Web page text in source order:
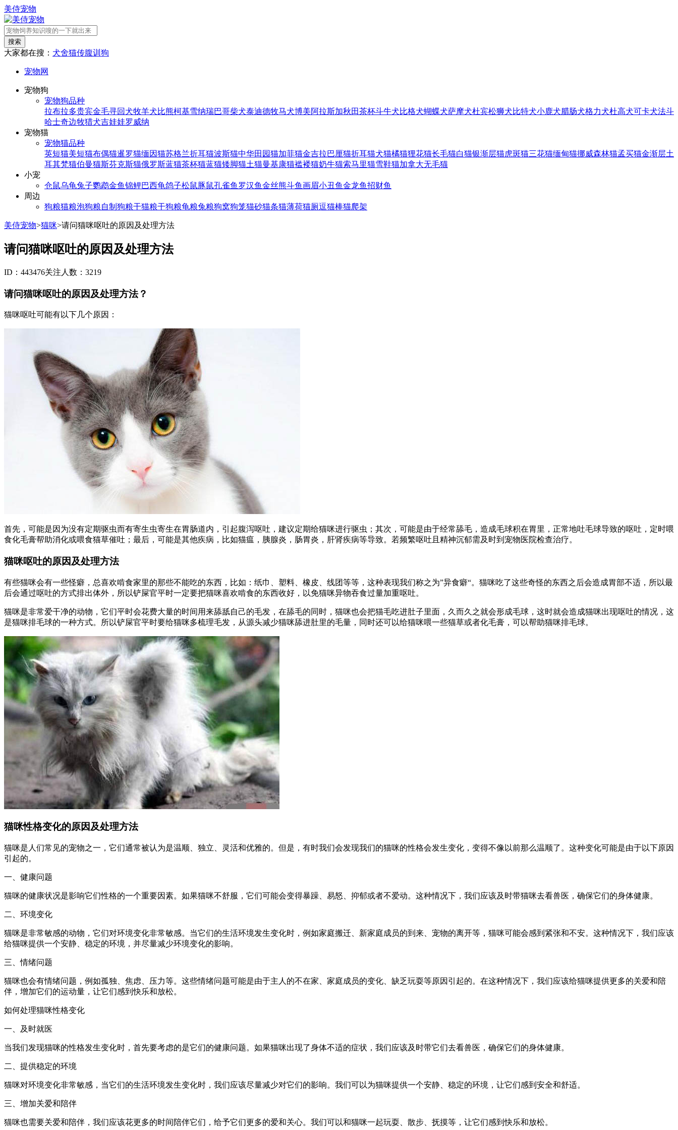
美侍宠物
搜索
大家都在搜： 犬舍猫传腹训狗
宠物网
宠物狗
宠物狗品种
拉布拉多贵宾金毛寻回犬牧羊犬比熊柯基雪纳瑞巴哥柴犬泰迪德牧马犬博美阿拉斯加秋田茶杯斗牛犬比格犬蝴蝶犬萨摩犬杜宾松狮犬比特犬小鹿犬腊肠犬格力犬杜高犬可卡犬法斗
哈士奇边牧猎犬吉娃娃罗威纳
宠物猫
宠物猫品种
英短猫美短猫布偶猫暹罗猫缅因猫苏格兰折耳猫波斯猫中华田园猫加菲猫金吉拉巴厘猫折耳猫犬猫橘猫狸花猫长毛猫白猫银渐层猫虎斑猫三花猫缅甸猫挪威森林猫孟买猫金渐层土
耳其梵猫伯曼猫斯芬克斯猫俄罗斯蓝猫茶杯猫蓝猫矮脚猫土猫曼基康猫褴褛猫奶牛猫索马里猫雪鞋猫加拿大无毛猫
小宠
仓鼠乌龟兔子鹦鹉金鱼锦鲤巴西龟鸽子松鼠豚鼠孔雀鱼 罗汉鱼金丝熊斗鱼画眉小丑鱼金龙鱼招财鱼
周边
狗粮猫粮泡狗粮自制狗粮干猫粮干狗粮龟粮兔粮狗窝狗笼猫砂猫条猫薄荷猫厕逗猫棒猫爬架
美侍宠物>猫咪>请问猫咪呕吐的原因及处理方法
请问猫咪呕吐的原因及处理方法
ID：443476关注人数：3219
请问猫咪呕吐的原因及处理方法？
猫咪呕吐可能有以下几个原因：
首先，可能是因为没有定期驱虫而有寄生虫寄生在胃肠道内，引起腹泻呕吐，建议定期给猫咪进行驱虫；其次，可能是由于经常舔毛，造成毛球积在胃里，正常地吐毛球导致的呕吐，定时喂
食化毛膏帮助消化或喂食猫草催吐；最后，可能是其他疾病，比如猫瘟，胰腺炎，肠胃炎，肝肾疾病等导致。若频繁呕吐且精神沉郁需及时到宠物医院检查治疗。
猫咪呕吐的原因及处理方法
有些猫咪会有一些怪癖，总喜欢啃食家里的那些不能吃的东西，比如：纸巾、塑料、橡皮、线团等等，这种表现我们称之为”异食癖“。猫咪吃了这些奇怪的东西之后会造成胃部不适，所以最
后会通过呕吐的方式排出体外，所以铲屎官平时一定要把猫咪喜欢啃食的东西收好，以免猫咪异物吞食过量加重呕吐。
猫咪是非常爱干净的动物，它们平时会花费大量的时间用来舔舐自己的毛发，在舔毛的同时，猫咪也会把猫毛吃进肚子里面，久而久之就会形成毛球，这时就会造成猫咪出现呕吐的情况，这
是猫咪排毛球的一种方式。所以铲屎官平时要给猫咪多梳理毛发，从源头减少猫咪舔进肚里的毛量，同时还可以给猫咪喂一些猫草或者化毛膏，可以帮助猫咪排毛球。
猫咪性格变化的原因及处理方法
猫咪是人们常见的宠物之一，它们通常被认为是温顺、独立、灵活和优雅的。但是，有时我们会发现我们的猫咪的性格会发生变化，变得不像以前那么温顺了。这种变化可能是由于以下原因
引起的。
一、健康问题
猫咪的健康状况是影响它们性格的一个重要因素。如果猫咪不舒服，它们可能会变得暴躁、易怒、抑郁或者不爱动。这种情况下，我们应该及时带猫咪去看兽医，确保它们的身体健康。
二、环境变化
猫咪是非常敏感的动物，它们对环境变化非常敏感。当它们的生活环境发生变化时，例如家庭搬迁、新家庭成员的到来、宠物的离开等，猫咪可能会感到紧张和不安。这种情况下，我们应该
给猫咪提供一个安静、稳定的环境，并尽量减少环境变化的影响。
三、情绪问题
猫咪也会有情绪问题，例如孤独、焦虑、压力等。这些情绪问题可能是由于主人的不在家、家庭成员的变化、缺乏玩耍等原因引起的。在这种情况下，我们应该给猫咪提供更多的关爱和陪
伴，增加它们的运动量，让它们感到快乐和放松。
如何处理猫咪性格变化
一、及时就医
当我们发现猫咪的性格发生变化时，首先要考虑的是它们的健康问题。如果猫咪出现了身体不适的症状，我们应该及时带它们去看兽医，确保它们的身体健康。
二、提供稳定的环境
猫咪对环境变化非常敏感，当它们的生活环境发生变化时，我们应该尽量减少对它们的影响。我们可以为猫咪提供一个安静、稳定的环境，让它们感到安全和舒适。
三、增加关爱和陪伴
猫咪也需要关爱和陪伴，我们应该花更多的时间陪伴它们，给予它们更多的爱和关心。我们可以和猫咪一起玩耍、散步、抚摸等，让它们感到快乐和放松。